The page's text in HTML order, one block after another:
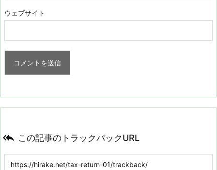
ウェブサイト
 この記事のトラックバックURL